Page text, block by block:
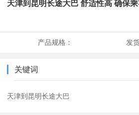
天津到昆明长途大巴 舒适性高 确保
产品规格： 发
关键词
天津到昆明长途大巴